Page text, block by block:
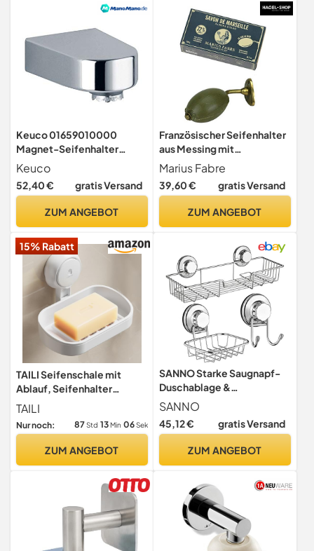
Keuco 01659010000
Magnet-Seifenhalter
Elegance, verchromt
Keuco
52,40 € gratis Versand
ZUM ANGEBOT
Französischer Seifenhalter
aus Messing mit
Olivenölseife, Nature,
Marius Fabre
Marius Fabre
39,60 € gratis Versand
ZUM ANGEBOT
15% Rabatt
TAILI Seifenschale mit
Ablauf, Seifenhalter
Wandmontage ohne
Bohren, Weiß
TAILI
Nur noch: 87Std 13Min 05Sek
ZUM ANGEBOT
SANNO Starke Saugnapf-
Duschablage &
Seifenschale &
Doppelhaken-Bad
Organisator Küche
Shampoo,
Rostschutz Edelstahl (3
Sätze)
SANNO
45,12 € gratis Versand
ZUM ANGEBOT